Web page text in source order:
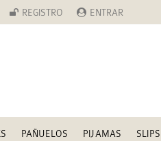
REGISTRO ENTRAR
PAÑUELOS PIJAMAS SLIPS